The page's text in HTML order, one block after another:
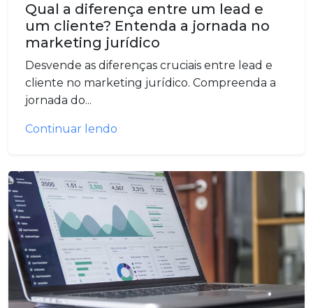
Qual a diferença entre um lead e
um cliente? Entenda a jornada no
marketing jurídico
Desvende as diferenças cruciais entre lead e
cliente no marketing jurídico. Compreenda a
jornada do...
Continuar lendo